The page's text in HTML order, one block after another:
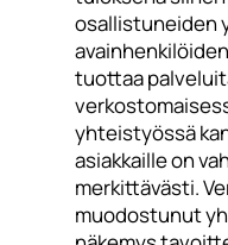
osallistuneiden
tuottaa
yhteistyössä
asiakkaille on
merkittävästi.
muodostunut